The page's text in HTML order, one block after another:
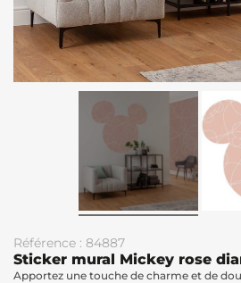
Référence : 84887
Sticker mural Mickey rose
Apportez une touche de charme et de